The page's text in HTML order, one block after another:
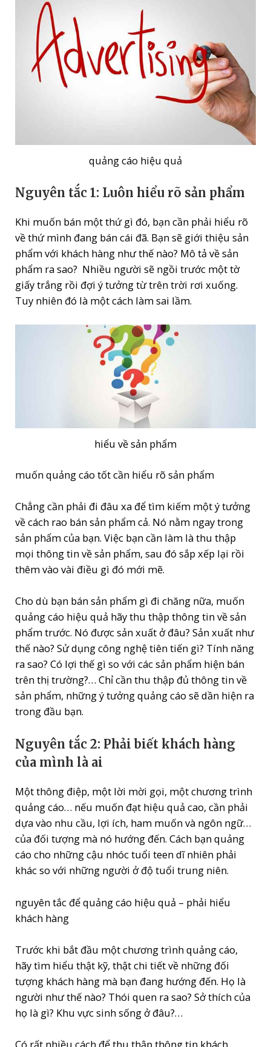
quảng cáo hiệu quả
Nguyên tắc 1: Luôn hiểu rõ sản phẩm
Khi muốn bán một thứ gì đó, bạn cần phải hiểu rõ
về thứ mình đang bán cái đã. Bạn sẽ giới thiệu sản
phẩm với khách hàng như thế nào? Mô tả về sản
phẩm ra sao? Nhiều người sẽ ngồi trước một tờ
giấy trắng rồi đợi ý tưởng từ trên trời rơi xuống.
Tuy nhiên đó là một cách làm sai lầm.
hiểu về sản phẩm
muốn quảng cáo tốt cần hiểu rõ sản phẩm
Chẳng cần phải đi đâu xa để tìm kiếm một ý tưởng
về cách rao bán sản phẩm cả. Nó nằm ngay trong
sản phẩm của bạn. Việc bạn cần làm là thu thập
mọi thông tin về sản phẩm, sau đó sắp xếp lại rồi
thêm vào vài điều gì đó mới mẽ.
Cho dù bạn bán sản phẩm gì đi chăng nữa, muốn
quảng cáo hiệu quả hãy thu thập thông tin về sản
phẩm trước. Nó được sản xuất ở đâu? Sản xuất như
thế nào? Sử dụng công nghệ tiên tiến gì? Tính năng
ra sao? Có lợi thế gì so với các sản phẩm hiện bán
trên thị trường?… Chỉ cần thu thập đủ thông tin về
sản phẩm, những ý tưởng quảng cáo sẽ dần hiện ra
trong đầu bạn.
Nguyên tắc 2: Phải biết khách hàng
của mình là ai
Một thông điệp, một lời mời gọi, một chương trình
quảng cáo… nếu muốn đạt hiệu quả cao, cần phải
dựa vào nhu cầu, lợi ích, ham muốn và ngôn ngữ…
của đối tượng mà nó hướng đến. Cách bạn quảng
cáo cho những cậu nhóc tuổi teen dĩ nhiên phải
khác so với những người ở độ tuổi trung niên.
nguyên tắc để quảng cáo hiệu quả – phải hiểu
khách hàng
Trước khi bắt đầu một chương trình quảng cáo,
hãy tìm hiểu thật kỹ, thật chi tiết về những đối
tượng khách hàng mà bạn đang hướng đến. Họ là
người như thế nào? Thói quen ra sao? Sở thích của
họ là gì? Khu vực sinh sống ở đâu?…